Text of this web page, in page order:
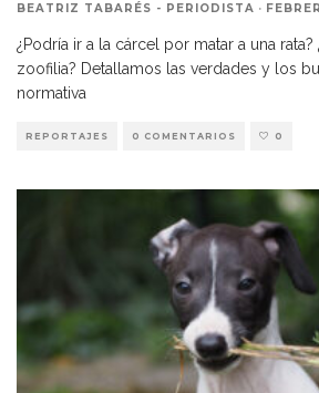
BEATRIZ TABARÉS - PERIODISTA ·
¿Podría ir a la cárcel por matar a una
zoofilia? Detallamos las verdades y los
normativa
REPORTAJES 0 COMENTARIOS 0